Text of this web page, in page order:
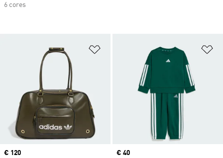
Adicionar à Lista de Desejos
Price
€ 120
Price
€ 40
6 cores